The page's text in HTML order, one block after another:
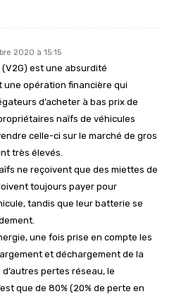
2020 à 15:15
est une absurdité
une opération financière qui
d’acheter à bas prix de
naïfs de véhicules
celle-ci sur le marché de gros
très élevés.
ne reçoivent que des miettes de
toujours payer pour
tandis que leur batterie se
une fois prise en compte les
et déchargement de la
pertes réseau, le
que de 80% (20% de perte en